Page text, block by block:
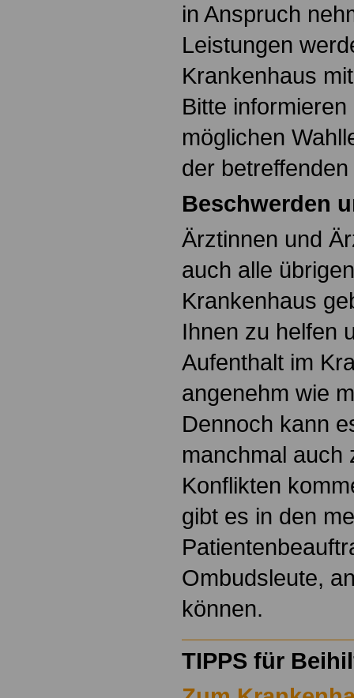
in Anspruch
Leistungen
Krankenhaus
Bitte
möglichen
der
Beschwerden
Ärztinnen und
auch alle
Krankenhaus
Ihnen zu helfen
Aufenthalt im
angenehm wie
Dennoch kann
manchmal auch
Konflikten
gibt es in den
Ombudsleute,
können.
TIPPS für